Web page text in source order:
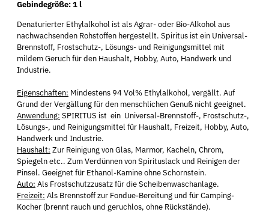
Gebindegröße: 1 l
Denaturierter Ethylalkohol ist als Agrar- oder Bio-Alkohol aus
nachwachsenden Rohstoffen hergestellt. Spiritus ist ein Universal-
Brennstoff, Frostschutz-, Lösungs- und Reinigungsmittel mit
mildem Geruch für den Haushalt, Hobby, Auto, Handwerk und
Industrie.
Eigenschaften: Mindestens 94 Vol% Ethylalkohol, vergällt. Auf
Grund der Vergällung für den menschlichen Genuß nicht geeignet.
Anwendung: SPIRITUS ist ein Universal-Brennstoff-, Frostschutz-,
Lösungs-, und Reinigungsmittel für Haushalt, Freizeit, Hobby, Auto,
Handwerk und Industrie.
Haushalt: Zur Reinigung von Glas, Marmor, Kacheln, Chrom,
Spiegeln etc.. Zum Verdünnen von Spirituslack und Reinigen der
Pinsel. Geeignet für Ethanol-Kamine ohne Schornstein.
Auto: Als Frostschutzzusatz für die Scheibenwaschanlage.
Freizeit: Als Brennstoff zur Fondue-Bereitung und für Camping-
Kocher (brennt rauch und geruchlos, ohne Rückstände).